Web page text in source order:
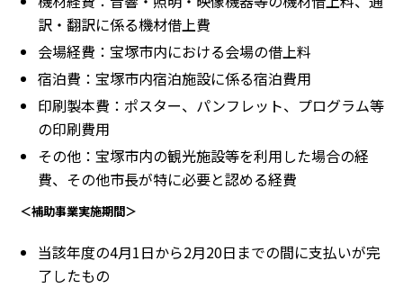
訳・翻訳に係る機材借上費
会場経費：宝塚市内における会場の借上料
宿泊費：宝塚市内宿泊施設に係る宿泊費用
印刷製本費：ポスター、パンフレット、プログラム等
の印刷費用
その他：宝塚市内の観光施設等を利用した場合の経
費、その他市長が特に必要と認める経費
＜補助事業実施期間＞
当該年度の4月1日から2月20日までの間に支払いが完
了したもの